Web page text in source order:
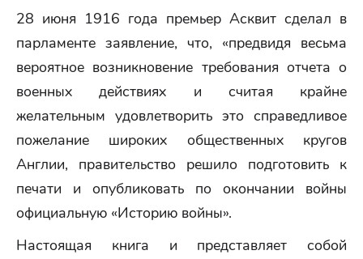
28 июня 1916 года премьер Асквит сделал в
парламенте заявление, что, «предвидя весьма
вероятное возникновение требования отчета о
военных действиях и считая крайне
желательным удовлетворить это справедливое
пожелание широких общественных кругов
Англии, правительство решило подготовить к
печати и опубликовать по окончании войны
официальную «Историю войны».
Настоящая книга и представляет собой